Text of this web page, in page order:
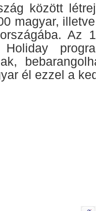
között
magyar,
Az
Holiday
él ezzel a